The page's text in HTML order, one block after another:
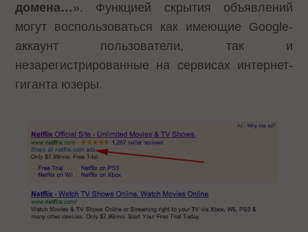
домена…». Функцией скрытия объявлений
могут воспользоваться как имеющие Google-
аккаунт пользователи, так и
незарегистрированные на сервисах интернет-
гиганта юзеры.